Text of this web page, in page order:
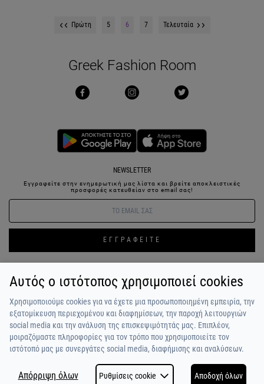
Πρώτη 5 6 7 Τελευταία
Greek Fashion Room
NEWSLETTER
Εγγραφείτε στην ενημερωτική μας λίστα και βρείτε αποκλειστικές
προσφορές κατευθείαν στο email σας!
ΕΓΓΡΑΦΕΙΤΕ
ΣΥΝΔΕΣΗ / ΕΓΓΡΑΦΗ ΑΓΑΠΗΜΕΝΑ ΕΠΙΚΟΙΝΩΝΙΑ
ΟΡΟΙ ΧΡΗΣΗΣ
ΠΟΙΟΙ ΕΙΜΑΣΤΕ
ΠΛΗΡΩΜΗ / ΑΠΟΣΤΟΛΗ
ΠΟΛΙΤΙΚΗ ΑΠΟΡΡΗΤΟΥ
Η ΟΜΑΔΑ
ΣΧΟΛΙΑ
ΠΕΛΑΤΩΝ
Αυτός ο ιστότοπος χρησιμοποιεί cookies
Χρησιμοποιούμε cookies για να έχετε μια προσωποποιημένη εμπειρία, την
εξατομίκευση περιεχομένου και διαφημίσεων, την παροχή λειτουργιών
social media και την ανάλυση της επισκεψιμότητάς μας. Επιπλέον,
μοιραζόμαστε πληροφορίες για τον τρόπο που χρησιμοποιείτε τον
ιστότοπό μας με συνεργάτες social media, διαφήμισης και αναλύσεων.
Απόρριψη όλων Ρυθμίσεις cookie Αποδοχή όλων